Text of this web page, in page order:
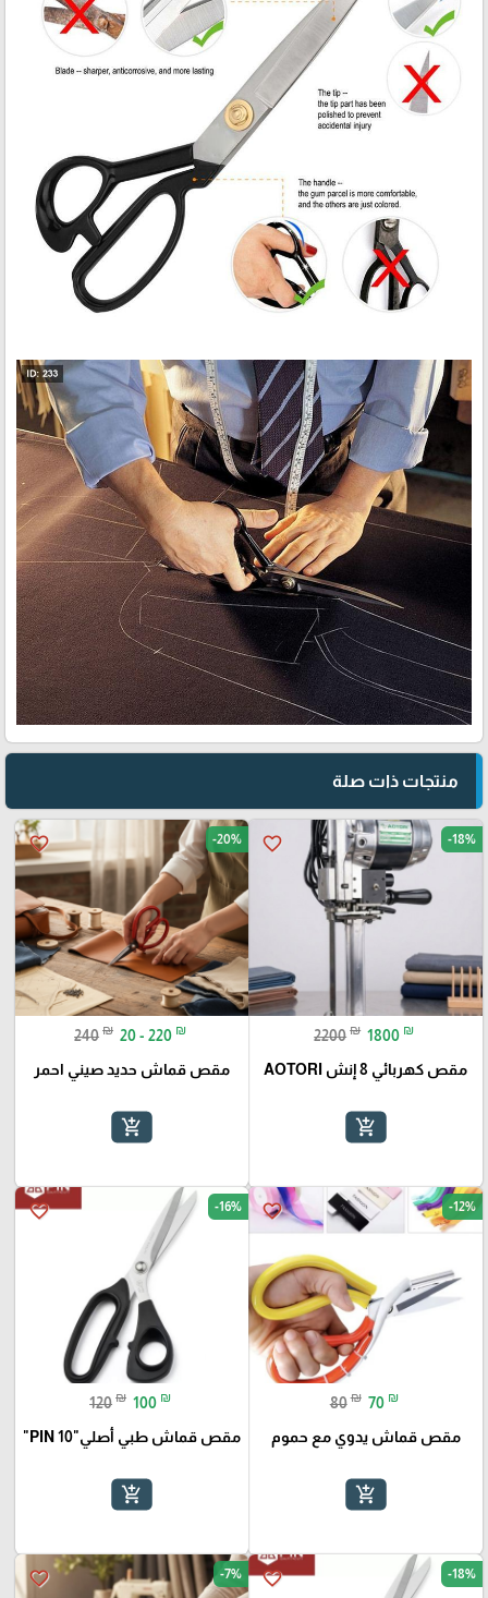
منتجات ذات صلة
favorite_border -18%
2200 ₪ 1800 ₪
مقص كهربائي 8 إنش AOTORI
add_shopping_cart
favorite_border -20%
240 ₪ 20 - 220 ₪
مقص قماش حديد صيني احمر
add_shopping_cart
favorite_border -12%
80 ₪ 70 ₪
مقص قماش يدوي مع حموم
add_shopping_cart
favorite_border -16%
120 ₪ 100 ₪
مقص قماش طبي أصلي"PIN 10"
add_shopping_cart
favorite_border -18%
favorite_border -7%